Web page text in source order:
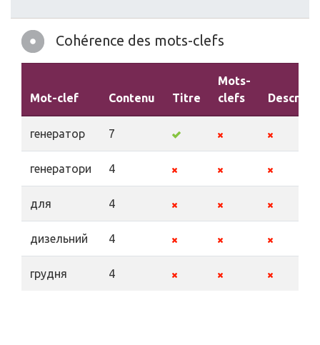
Cohérence des mots-clefs
Mot-clef Contenu Titre
Mots-
clefs
генератор 7
генератори 4
для 4
дизельний 4
грудня 4